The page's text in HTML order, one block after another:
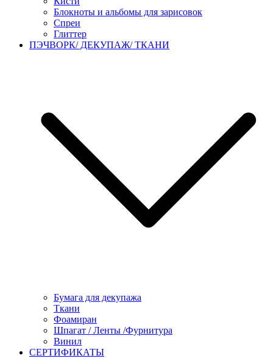
Блокноты и альбомы для зарисовок
Спреи
Глиттер
ПЭЧВОРК/ ДЕКУПАЖ/ ТКАНИ
Бумага для декупажа
Ткани
Фоамиран
Шпагат / Ленты /Фурнитура
Винил
СЕРТИФИКАТЫ